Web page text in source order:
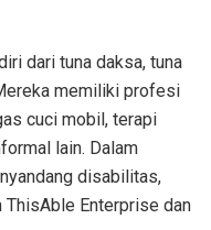
dari tuna daksa, tuna
memiliki profesi
cuci mobil, terapi
lain. Dalam
disabilitas,
ThisAble Enterprise dan